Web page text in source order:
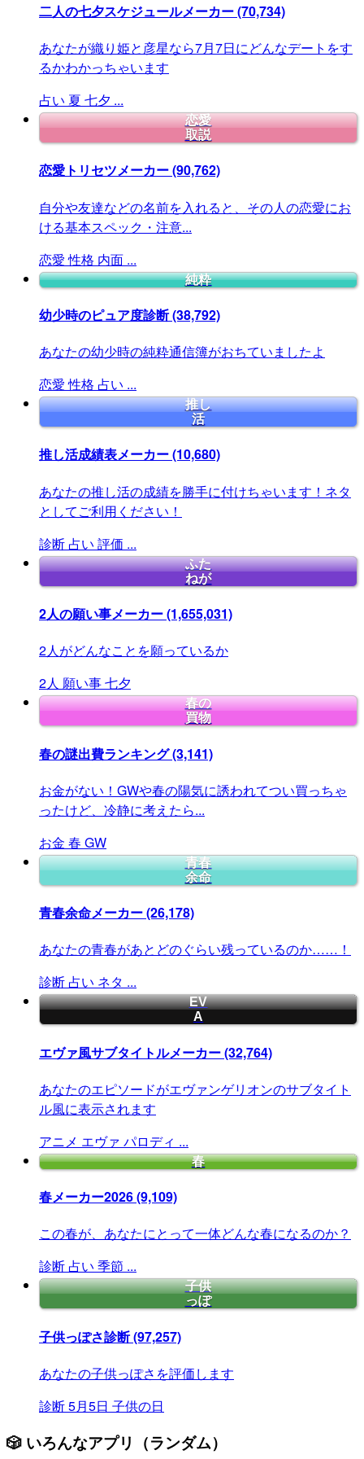
二人の七夕スケジュールメーカー(70,734)
あなたが織り姫と彦星なら7月7日にどんなデートをす
るかわかっちゃいます
占い 夏 七夕 ...
恋愛
取説
恋愛トリセツメーカー(90,762)
自分や友達などの名前を入れると、その人の恋愛にお
ける基本スペック・注意...
恋愛 性格 内面 ...
純粋
幼少時のピュア度診断(38,792)
あなたの幼少時の純粋通信簿がおちていましたよ
恋愛 性格 占い ...
推し
活
推し活成績表メーカー(10,680)
あなたの推し活の成績を勝手に付けちゃいます！ネタ
としてご利用ください！
診断 占い 評価 ...
ふた
ねが
2人の願い事メーカー(1,655,031)
2人がどんなことを願っているか
2人 願い事七夕
春の
買物
春の謎出費ランキング(3,141)
お金がない！GWや春の陽気に誘われてつい買っちゃ
ったけど、冷静に考えたら...
お金 春 GW
青春
余命
青春余命メーカー(26,178)
あなたの青春があとどのぐらい残っているのか……！
診断 占い ネタ ...
EV
A
エヴァ風サブタイトルメーカー(32,764)
あなたのエピソードがエヴァンゲリオンのサブタイト
ル風に表示されます
アニメ エヴァ パロディ ...
春
春メーカー2026(9,109)
この春が、あなたにとって一体どんな春になるのか？
診断 占い 季節 ...
子供
っぽ
子供っぽさ診断(97,257)
あなたの子供っぽさを評価します
診断5月5日 子供の日
🎲 いろんなアプリ（ランダム）